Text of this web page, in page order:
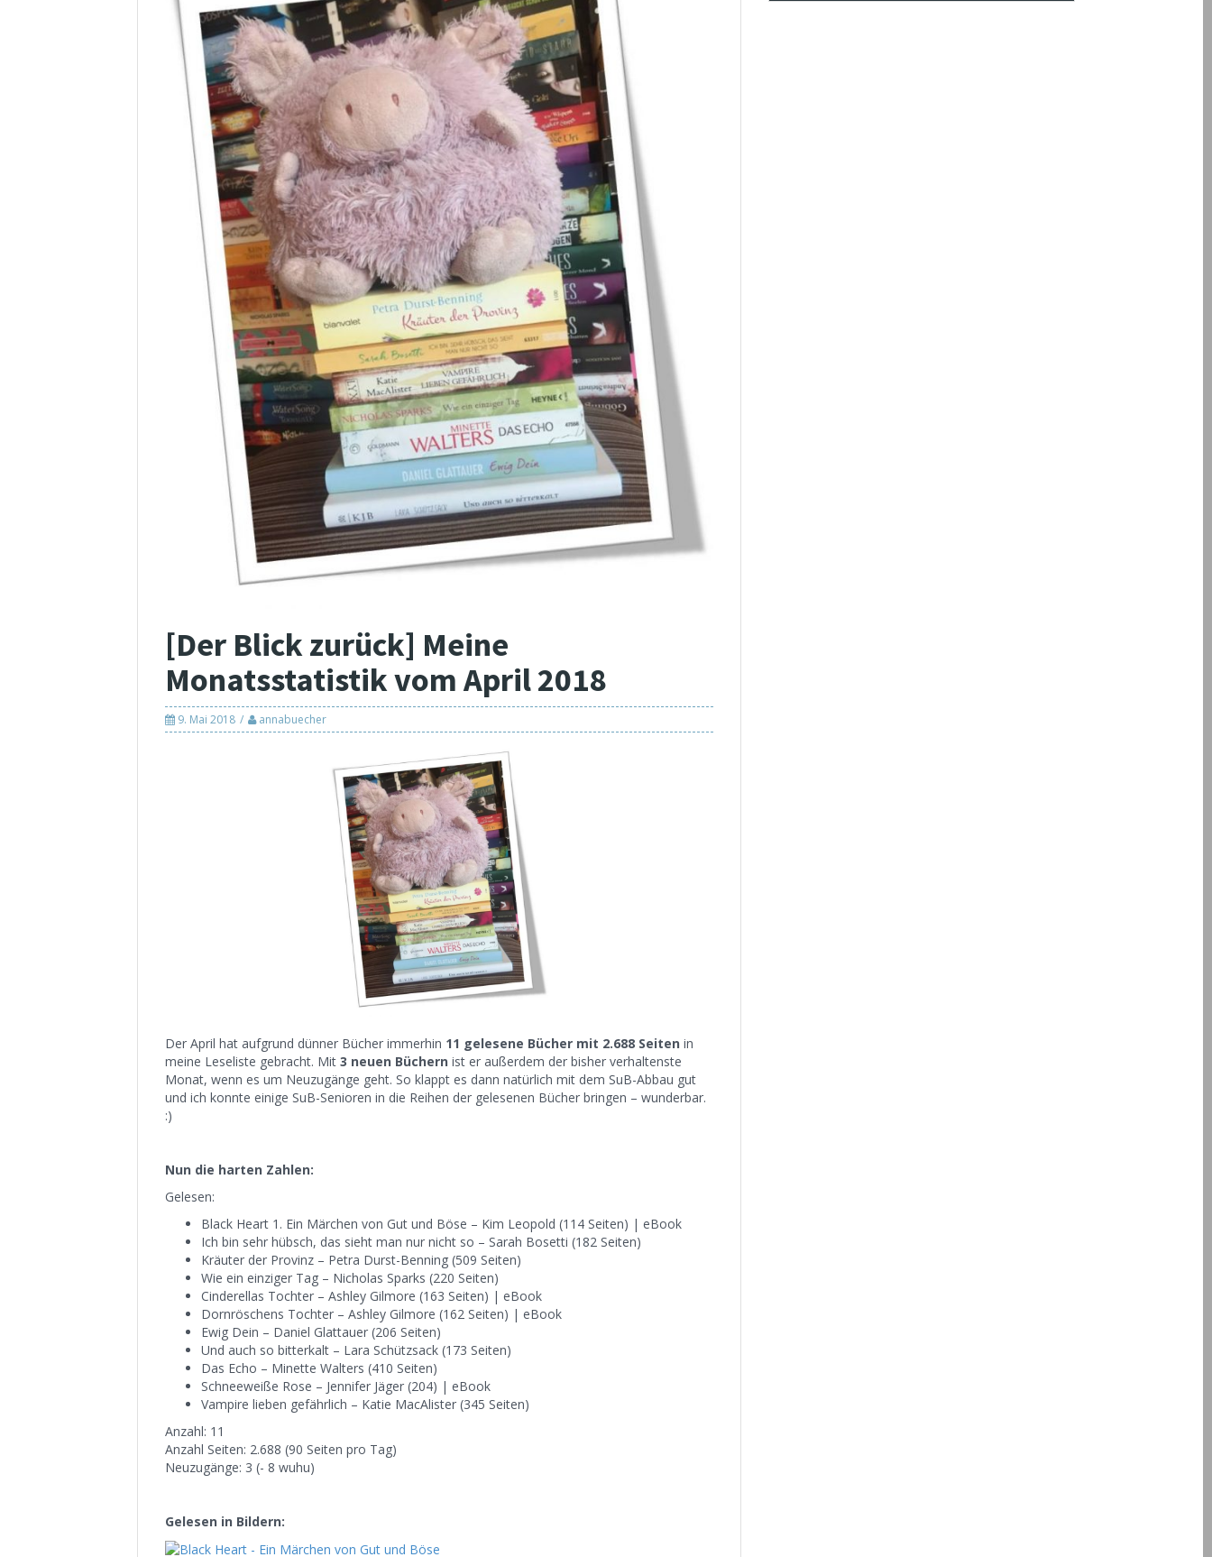
[Der Blick zurück] Meine
Monatsstatistik vom April 2018
9. Mai 2018 annabuecher
Der April hat aufgrund dünner Bücher immerhin 11 gelesene Bücher mit 2.688 Seiten in
meine Leseliste gebracht. Mit 3 neuen Büchern ist er außerdem der bisher verhaltenste
Monat, wenn es um Neuzugänge geht. So klappt es dann natürlich mit dem SuB-Abbau gut
und ich konnte einige SuB-Senioren in die Reihen der gelesenen Bücher bringen – wunderbar.
:)
Nun die harten Zahlen:
Gelesen:
Black Heart 1. Ein Märchen von Gut und Böse – Kim Leopold (114 Seiten) | eBook
Ich bin sehr hübsch, das sieht man nur nicht so – Sarah Bosetti (182 Seiten)
Kräuter der Provinz – Petra Durst-Benning (509 Seiten)
Wie ein einziger Tag – Nicholas Sparks (220 Seiten)
Cinderellas Tochter – Ashley Gilmore (163 Seiten) | eBook
Dornröschens Tochter – Ashley Gilmore (162 Seiten) | eBook
Ewig Dein – Daniel Glattauer (206 Seiten)
Und auch so bitterkalt – Lara Schützsack (173 Seiten)
Das Echo – Minette Walters (410 Seiten)
Schneeweiße Rose – Jennifer Jäger (204) | eBook
Vampire lieben gefährlich – Katie MacAlister (345 Seiten)
Anzahl: 11
Anzahl Seiten: 2.688 (90 Seiten pro Tag)
Neuzugänge: 3 (- 8 wuhu)
Gelesen in Bildern: